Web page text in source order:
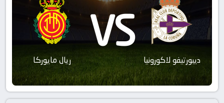
ديبورتيفو لاكورونيا VS ريال مايوركا